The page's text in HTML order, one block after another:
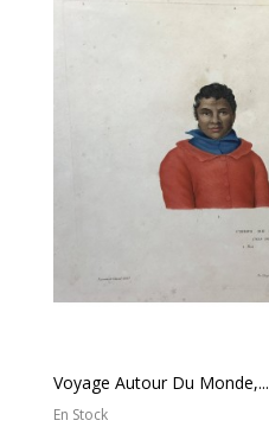
Voyage Autour Du Monde,...
En Stock